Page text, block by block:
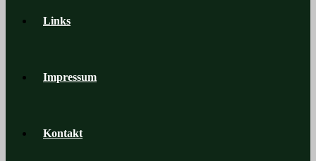
Links
Impressum
Kontakt